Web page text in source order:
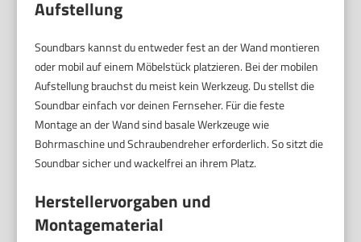
Aufstellung
Soundbars kannst du entweder fest an der Wand montieren
oder mobil auf einem Möbelstück platzieren. Bei der mobilen
Aufstellung brauchst du meist kein Werkzeug. Du stellst die
Soundbar einfach vor deinen Fernseher. Für die feste
Montage an der Wand sind basale Werkzeuge wie
Bohrmaschine und Schraubendreher erforderlich. So sitzt die
Soundbar sicher und wackelfrei an ihrem Platz.
Herstellervorgaben und
Montagematerial